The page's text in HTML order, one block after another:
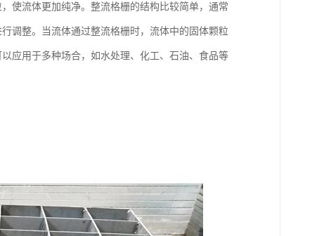
使流体更加纯净。整流格栅的结构比较简单，通常
调整。当流体通过整流格栅时，流体中的固体颗粒
应用于多种场合，如水处理、化工、石油、食品等